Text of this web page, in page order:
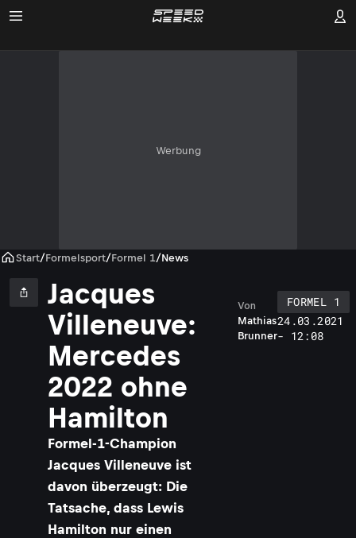
Werbung
Start/Formelsport/Formel 1/News
Jacques
Villeneuve:
Mercedes
2022 ohne
Hamilton
​Formel-1-Champion
Jacques Villeneuve ist
davon überzeugt: Die
Tatsache, dass Lewis
Hamilton nur einen
Mathias
Brunner
Von
FORMEL 1
24.03.2021
- 12:08